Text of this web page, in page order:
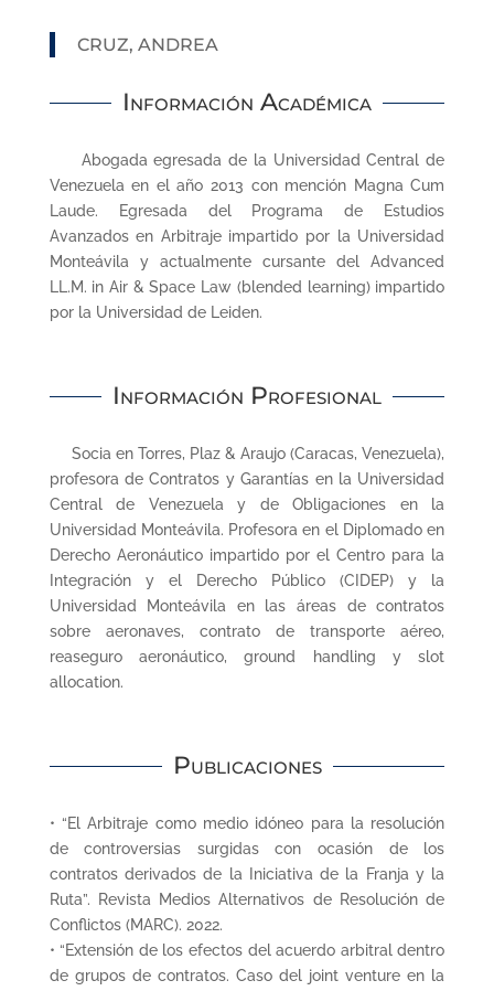
CRUZ, ANDREA
Información Académica
Abogada egresada de la Universidad Central de
Venezuela en el año 2013 con mención Magna Cum
Laude. Egresada del Programa de Estudios
Avanzados en Arbitraje impartido por la Universidad
Monteávila y actualmente cursante del Advanced
LL.M. in Air & Space Law (blended learning) impartido
por la Universidad de Leiden.
Información Profesional
Socia en Torres, Plaz & Araujo (Caracas, Venezuela),
profesora de Contratos y Garantías en la Universidad
Central de Venezuela y de Obligaciones en la
Universidad Monteávila. Profesora en el Diplomado en
Derecho Aeronáutico impartido por el Centro para la
Integración y el Derecho Público (CIDEP) y la
Universidad Monteávila en las áreas de contratos
sobre aeronaves, contrato de transporte aéreo,
reaseguro aeronáutico, ground handling y slot
allocation.
Publicaciones
• “El Arbitraje como medio idóneo para la resolución
de controversias surgidas con ocasión de los
contratos derivados de la Iniciativa de la Franja y la
Ruta”. Revista Medios Alternativos de Resolución de
Conflictos (MARC). 2022.
• “Extensión de los efectos del acuerdo arbitral dentro
de grupos de contratos. Caso del joint venture en la